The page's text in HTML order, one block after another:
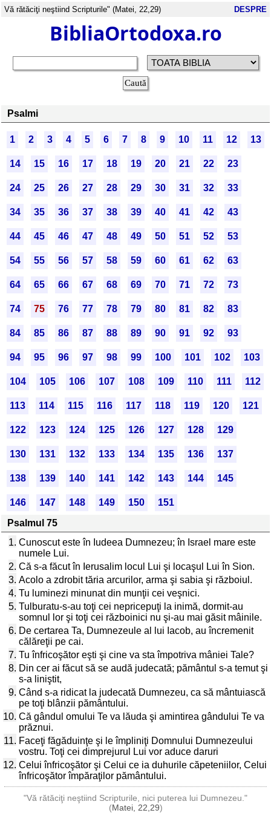
Vă rătăciţi neştiind Scripturile" (Matei, 22,29) DESPRE
BibliaOrtodoxa.ro
Psalmi
1 2 3 4 5 6 7 8 9 10 11 12 13
14 15 16 17 18 19 20 21 22 23
24 25 26 27 28 29 30 31 32 33
34 35 36 37 38 39 40 41 42 43
44 45 46 47 48 49 50 51 52 53
54 55 56 57 58 59 60 61 62 63
64 65 66 67 68 69 70 71 72 73
74 75 76 77 78 79 80 81 82 83
84 85 86 87 88 89 90 91 92 93
94 95 96 97 98 99 100 101 102 103
104 105 106 107 108 109 110 111 112
113 114 115 116 117 118 119 120 121
122 123 124 125 126 127 128 129
130 131 132 133 134 135 136 137
138 139 140 141 142 143 144 145
146 147 148 149 150
151
Psalmul 75
1. Cunoscut este în Iudeea Dumnezeu; în Israel mare este
numele Lui.
2. Că s-a făcut în Ierusalim locul Lui şi locaşul Lui în Sion.
3. Acolo a zdrobit tăria arcurilor, arma şi sabia şi războiul.
4. Tu luminezi minunat din munţii cei veşnici.
5. Tulburatu-s-au toţi cei nepricepuţi la inimă, dormit-au
somnul lor şi toţi cei războinici nu şi-au mai găsit mâinile.
6. De certarea Ta, Dumnezeule al lui Iacob, au încremenit
călăreţii pe cai.
7. Tu înfricoşător eşti şi cine va sta împotriva mâniei Tale?
8. Din cer ai făcut să se audă judecată; pământul s-a temut şi
s-a liniştit,
9. Când s-a ridicat la judecată Dumnezeu, ca să mântuiască
pe toţi blânzii pământului.
10. Că gândul omului Te va lăuda şi amintirea gândului Te va
prăznui.
11. Faceţi făgăduinţe şi le împliniţi Domnului Dumnezeului
vostru. Toţi cei dimprejurul Lui vor aduce daruri
12. Celui înfricoşător şi Celui ce ia duhurile căpeteniilor, Celui
înfricoşător împăraţilor pământului.
"Vă rătăciţi neştiind Scripturile, nici puterea lui Dumnezeu."
(Matei, 22,29)